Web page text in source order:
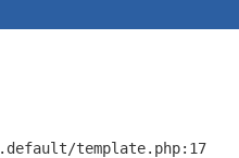
template.php:17